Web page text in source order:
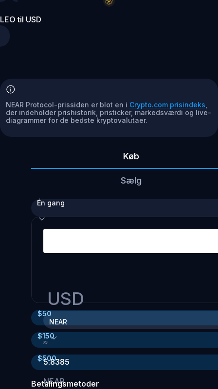
LEO til USD
NEAR Protocol-prissiden er blot en i Crypto.com prisindeks
der indeholder prishistorik, pristicker, markedsværdi og live-
diagrammer for de bedste kryptovalutaer.
Køb
Sælg
Én gang
USD
NEAR
≈
5.8385
NEAR
$50
$150
$500
Betalingsmetoder